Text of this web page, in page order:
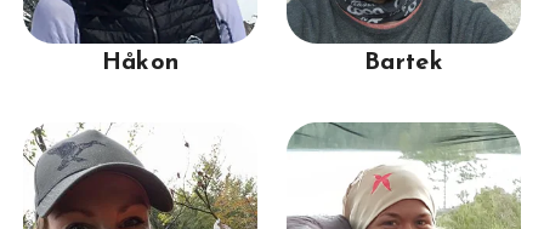
Håkon Bartek